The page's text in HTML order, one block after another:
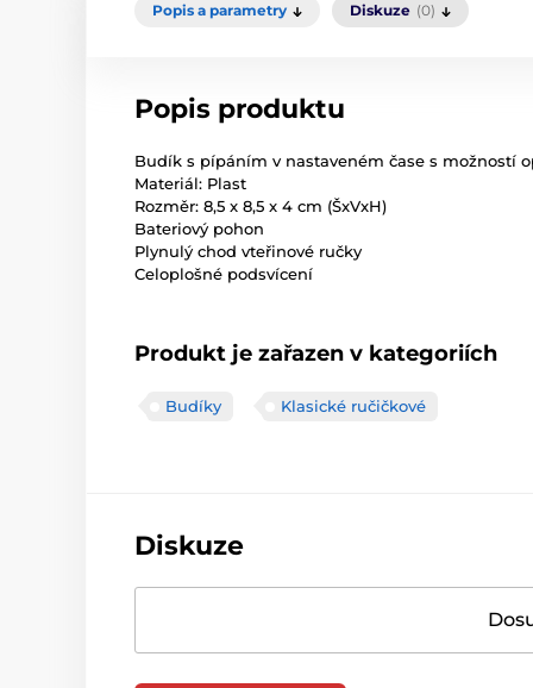
Popis a parametry Diskuze (0)
Popis produktu
Budík s pípáním v nastaveném čase s možností
Materiál: Plast
Rozměr: 8,5 x 8,5 x 4 cm (ŠxVxH)
Bateriový pohon
Plynulý chod vteřinové ručky
Celoplošné podsvícení
Produkt je zařazen v kategoriích
Budíky Klasické ručičkové
Diskuze